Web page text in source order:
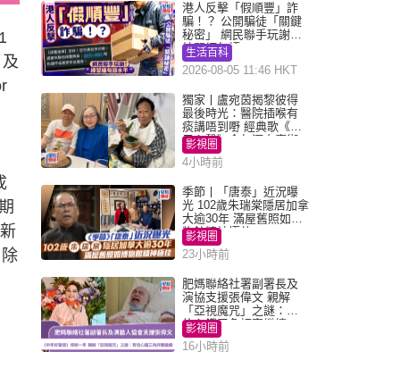
港人反擊「假順豐」詐
騙！？ 公開騙徒「關鍵
秘密」 網民聯手玩謝：
練習緬甸語
生活百科
2026-08-05 11:46 HKT
獨家丨盧宛茵揭黎彼得
最後時光：醫院插喉有
痰講唔到嘢 經典歌《浪
子心聲》金句源自廟街
睇相佬
影視圈
4小時前
季節丨「唐泰」近況曝
光 102歲朱瑞棠隱居加拿
大逾30年 滿屋舊照如博
物館精神極佳
影視圈
23小時前
肥媽聯絡社署副署長及
演協支援張偉文 親解
「亞視魔咒」之謎：有
信心鐵三角評審繼續
影視圈
16小時前